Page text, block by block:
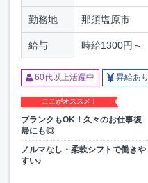
勤務地 那須塩原市
給与 時給1300円～
60代以上活躍中 昇給あり
ここがオススメ！
ブランクもOK！久々のお仕事復
帰にも◎
ノルマなし・柔軟シフトで働きや
すい♪